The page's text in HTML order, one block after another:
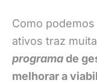
Como
ativos traz
programade
melhorar a